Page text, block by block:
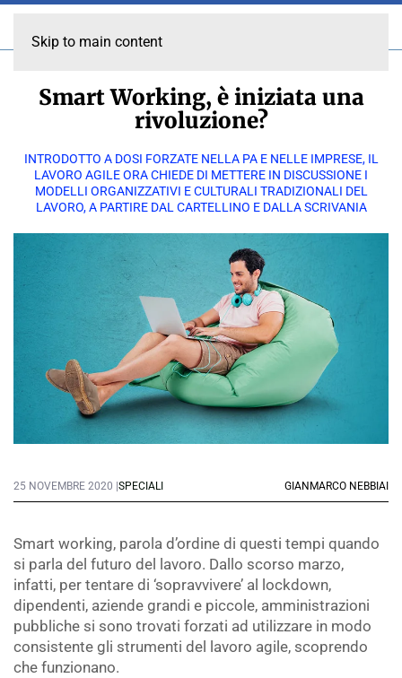
Skip to main content
Smart Working, è iniziata una
rivoluzione?
INTRODOTTO A DOSI FORZATE NELLA PA E NELLE IMPRESE, IL
LAVORO AGILE ORA CHIEDE DI METTERE IN DISCUSSIONE I
MODELLI ORGANIZZATIVI E CULTURALI TRADIZIONALI DEL
LAVORO, A PARTIRE DAL CARTELLINO E DALLA SCRIVANIA
25 NOVEMBRE 2020 | SPECIALI GIANMARCO NEBBIAI
Smart working, parola d’ordine di questi tempi quando
si parla del futuro del lavoro. Dallo scorso marzo,
infatti, per tentare di ‘sopravvivere’ al lockdown,
dipendenti, aziende grandi e piccole, amministrazioni
pubbliche si sono trovati forzati ad utilizzare in modo
consistente gli strumenti del lavoro agile, scoprendo
che funzionano.